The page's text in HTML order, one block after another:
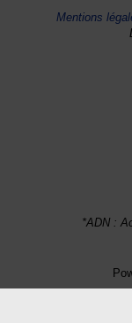
Mentions
*ADN :